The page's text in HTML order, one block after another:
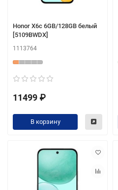
Honor X6c 6GB/128GB белый
[5109BWDX]
1113764
11499 ₽
В корзину